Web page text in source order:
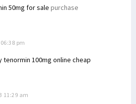
50mg for sale purchase
pm
tenormin 100mg online cheap
11:29 am